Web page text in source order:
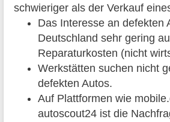
schwieriger als der Verkauf
Das Interesse an defekten
Deutschland sehr gering
Reparaturkosten (nicht
Werkstätten suchen nicht
defekten Autos.
Auf Plattformen wie
autoscout24 ist die